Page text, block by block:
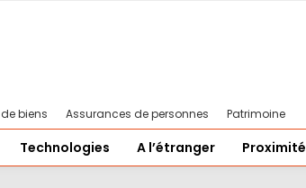
biens Assurances de personnes Patrimoine
Technologies A l’étranger Proximité